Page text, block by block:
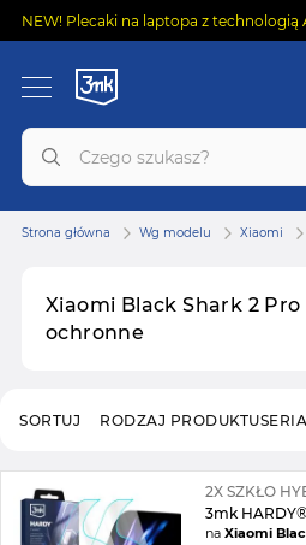
NEW! Plecaki na laptopa z technologią
Xiaomi Black Shark 2 Pro
ochronne
Strona główna Wg modelu Xiaomi
RODZAJ PRODUKTU
SORTUJ
2X SZKŁO
3mk
naXiaomi